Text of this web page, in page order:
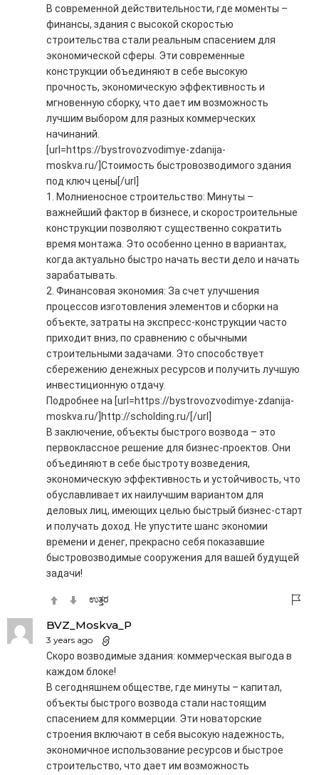
В современной действительности, где моменты –
финансы, здания с высокой скоростью
строительства стали реальным спасением для
экономической сферы. Эти современные
конструкции объединяют в себе высокую
прочность, экономическую эффективность и
мгновенную сборку, что дает им возможность
лучшим выбором для разных коммерческих
начинаний.
[url=https://bystrovozvodimye-zdanija-
moskva.ru/]Стоимость быстровозводимого здания
под ключ цены[/url]
1. Молниеносное строительство: Минуты –
важнейший фактор в бизнесе, и скоростроительные
конструкции позволяют существенно сократить
время монтажа. Это особенно ценно в вариантах,
когда актуально быстро начать вести дело и начать
зарабатывать.
2. Финансовая экономия: За счет улучшения
процессов изготовления элементов и сборки на
объекте, затраты на экспресс-конструкции часто
приходит вниз, по сравнению с обычными
строительными задачами. Это способствует
сбережению денежных ресурсов и получить лучшую
инвестиционную отдачу.
Подробнее на [url=https://bystrovozvodimye-zdanija-
moskva.ru/]http://scholding.ru/[/url]
В заключение, объекты быстрого возвода – это
первоклассное решение для бизнес-проектов. Они
объединяют в себе быстроту возведения,
экономическую эффективность и устойчивость, что
обуславливает их наилучшим вариантом для
деловых лиц, имеющих целью быстрый бизнес-старт
и получать доход. Не упустите шанс экономии
времени и денег, прекрасно себя показавшие
быстровозводимые сооружения для вашей будущей
задачи!
ಉತ್ತರ
BVZ_Moskva_P
3 years ago
Скоро возводимые здания: коммерческая выгода в
каждом блоке!
В сегодняшнем обществе, где минуты – капитал,
объекты быстрого возвода стали настоящим
спасением для коммерции. Эти новаторские
строения включают в себя высокую надежность,
экономичное использование ресурсов и быстрое
строительство, что дает им возможность